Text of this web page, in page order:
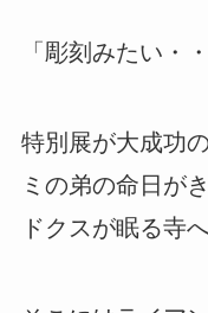
「彫刻みたい・・
特別展が大成功
ミの弟の命日が
ドクスが眠る寺